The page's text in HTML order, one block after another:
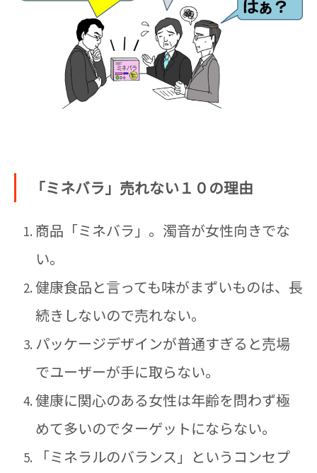
「ミネバラ」売れない１０の理由
商品「ミネバラ」。濁音が女性向きでな
い。
健康食品と言っても味がまずいものは、長
続きしないので売れない。
パッケージデザインが普通すぎると売場
でユーザーが手に取らない。
健康に関心のある女性は年齢を問わず極
めて多いのでターゲットにならない。
「ミネラルのバランス」というコンセプ